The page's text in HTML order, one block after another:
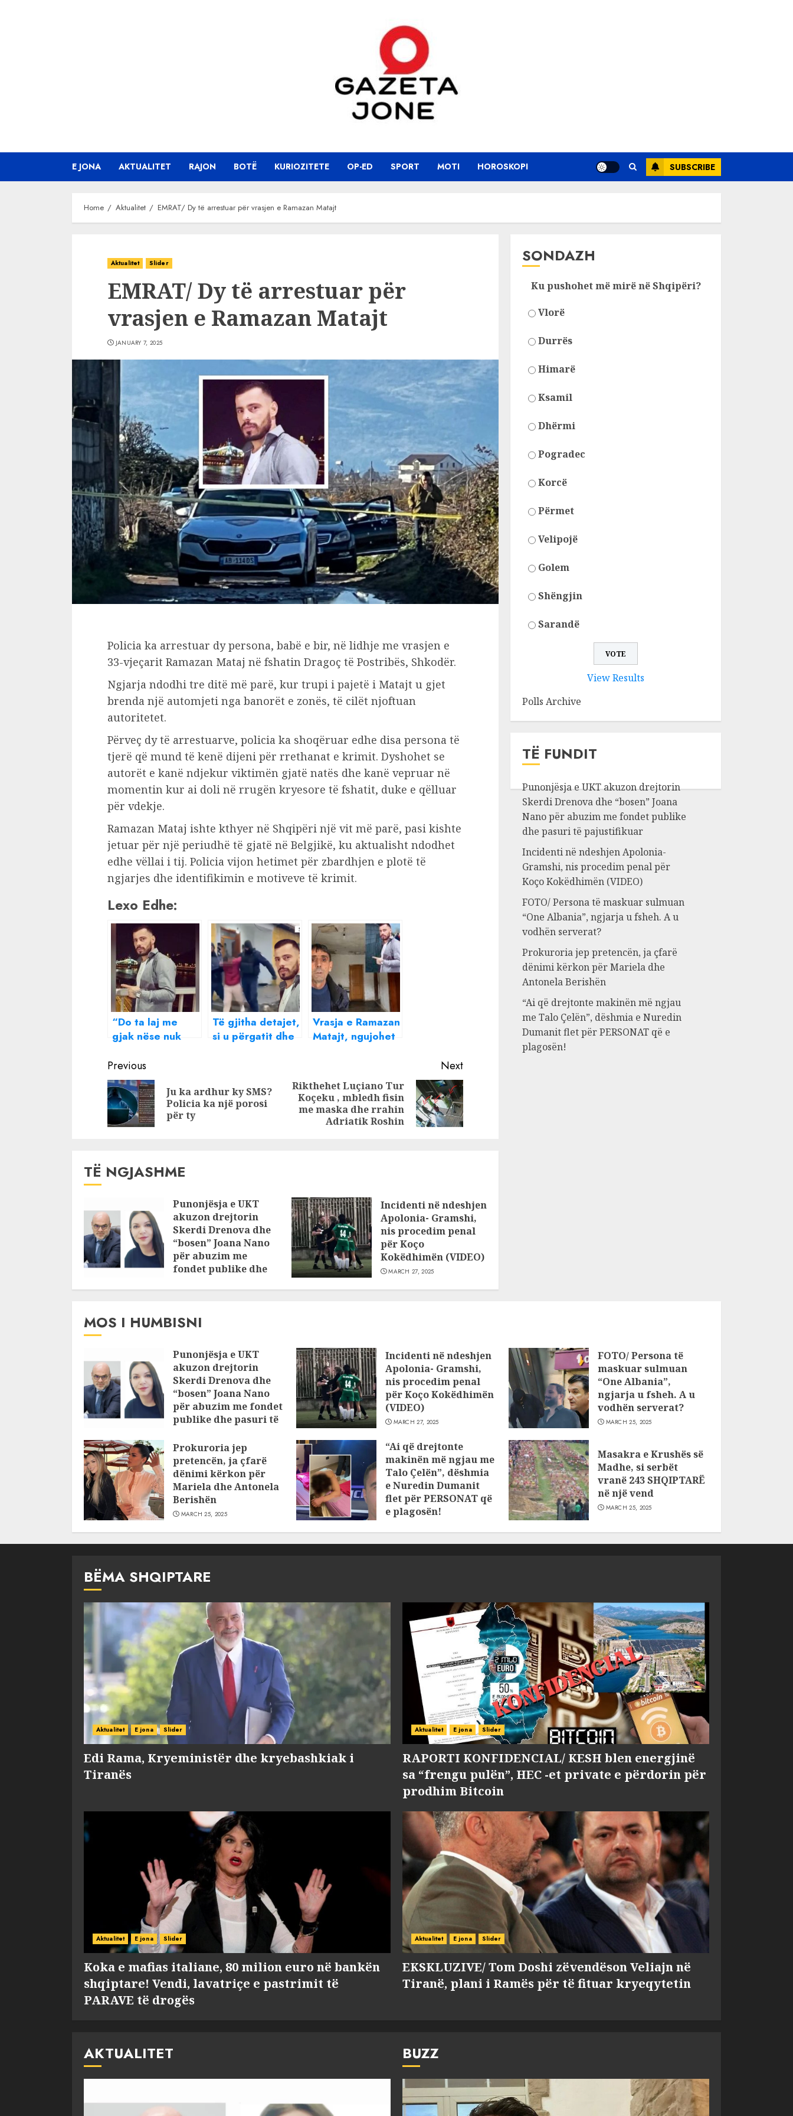
E JONA AKTUALITET RAJON BOTË KURIOZITETE OP-ED SPORT MOTI HOROSKOPI SUBSCRIBE
Home Aktualitet EMRAT/ Dy të arrestuar për vrasjen e Ramazan Matajt
Aktualitet Slider
EMRAT/ Dy të arrestuar për
vrasjen e Ramazan Matajt
JANUARY 7, 2025
Policia ka arrestuar dy persona, babë e bir, në lidhje me vrasjen e
33-vjeçarit Ramazan Mataj në fshatin Dragoç të Postribës, Shkodër.
Ngjarja ndodhi tre ditë më parë, kur trupi i pajetë i Matajt u gjet
brenda një automjeti nga banorët e zonës, të cilët njoftuan
autoritetet.
Përveç dy të arrestuarve, policia ka shoqëruar edhe disa persona të
tjerë që mund të kenë dijeni për rrethanat e krimit. Dyshohet se
autorët e kanë ndjekur viktimën gjatë natës dhe kanë vepruar në
momentin kur ai doli në rrugën kryesore të fshatit, duke e qëlluar
për vdekje.
Ramazan Mataj ishte kthyer në Shqipëri një vit më parë, pasi kishte
jetuar për një periudhë të gjatë në Belgjikë, ku aktualisht ndodhet
edhe vëllai i tij. Policia vijon hetimet për zbardhjen e plotë të
ngjarjes dhe identifikimin e motiveve të krimit.
Lexo Edhe:
“Do ta laj me
gjak nëse nuk
kërcënon babai i
Ramazan Matajt
Të gjitha detajet,
si u përgatit dhe
Vrasja e Ramazan
Matajt, ngujohet
Më ka rënë
bombë në shtëpi,
kam nevojë për
ndihmë
Continue
Reading
Previous
Previous
post:
Ju ka ardhur ky SMS?
Policia ka një porosi
për ty
Next
Next
post:
Rikthehet Luçiano Tur
Koçeku , mbledh fisin
me maska dhe rrahin
Adriatik Roshin
TË NGJASHME
Punonjësja e UKT
akuzon drejtorin
Skerdi Drenova dhe
“bosen” Joana Nano
për abuzim me
fondet publike dhe
Incidenti në ndeshjen
Apolonia- Gramshi,
nis procedim penal
për Koço
Kokëdhimën (VIDEO)
MARCH 27, 2025
SONDAZH
Ku pushohet më mirë në Shqipëri?
Vlorë
Durrës
Himarë
Ksamil
Dhërmi
Pogradec
Korcë
Përmet
Velipojë
Golem
Shëngjin
Sarandë
View Results
Polls Archive
TË FUNDIT
Punonjësja e UKT akuzon drejtorin
Skerdi Drenova dhe “bosen” Joana
Nano për abuzim me fondet publike
dhe pasuri të pajustifikuar
Incidenti në ndeshjen Apolonia-
Gramshi, nis procedim penal për
Koço Kokëdhimën (VIDEO)
FOTO/ Persona të maskuar sulmuan
“One Albania”, ngjarja u fsheh. A u
vodhën serverat?
Prokuroria jep pretencën, ja çfarë
dënimi kërkon për Mariela dhe
Antonela Berishën
“Ai që drejtonte makinën më ngjau
me Talo Çelën”, dëshmia e Nuredin
Dumanit flet për PERSONAT që e
plagosën!
MOS I HUMBISNI
Punonjësja e UKT
akuzon drejtorin
Skerdi Drenova dhe
“bosen” Joana Nano
për abuzim me fondet
publike dhe pasuri të
JULY 24, 2025
Incidenti në ndeshjen
Apolonia- Gramshi,
nis procedim penal
për Koço Kokëdhimën
(VIDEO)
MARCH 27, 2025
FOTO/ Persona të
maskuar sulmuan
“One Albania”,
ngjarja u fsheh. A u
vodhën serverat?
MARCH 25, 2025
Prokuroria jep
pretencën, ja çfarë
dënimi kërkon për
Mariela dhe Antonela
Berishën
MARCH 25, 2025
“Ai që drejtonte
makinën më ngjau me
Talo Çelën”, dëshmia
e Nuredin Dumanit
flet për PERSONAT që
e plagosën!
Masakra e Krushës së
Madhe, si serbët
vranë 243 SHQIPTARË
në një vend
MARCH 25, 2025
BËMA SHQIPTARE
Aktualitet E jona Slider
Edi Rama, Kryeministër dhe kryebashkiak i
Tiranës
Aktualitet E jona Slider
RAPORTI KONFIDENCIAL/ KESH blen energjinë
sa “frengu pulën”, HEC -et private e përdorin për
prodhim Bitcoin
Aktualitet E jona Slider
Koka e mafias italiane, 80 milion euro në bankën
shqiptare! Vendi, lavatriçe e pastrimit të
PARAVE të drogës
Aktualitet E jona Slider
EKSKLUZIVE/ Tom Doshi zëvendëson Veliajn në
Tiranë, plani i Ramës për të fituar kryeqytetin
AKTUALITET BUZZ